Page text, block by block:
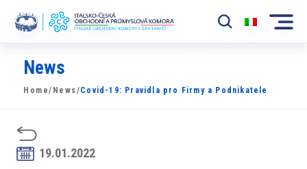
Komora
News
Události
Rozvoj Trhu
News
Home/ News/Covid-19: Pravidla pro Firmy a Podnikatele
19.01.2022